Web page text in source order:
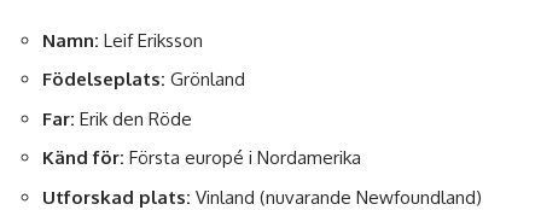
Namn: Leif Eriksson
Födelseplats: Grönland
Far: Erik den Röde
Känd för: Första europé i Nordamerika
Utforskad plats: Vinland (nuvarande Newfoundland)